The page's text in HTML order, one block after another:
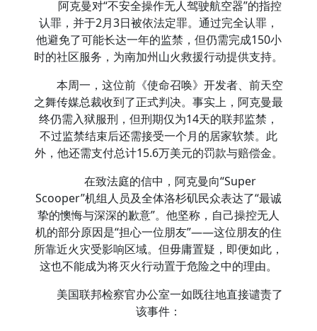
阿克曼对“不安全操作无人驾驶航空器”的指控
认罪，并于2月3日被依法定罪。通过完全认罪，
他避免了可能长达一年的监禁，但仍需完成150小
时的社区服务，为南加州山火救援行动提供支持。
本周一，这位前《使命召唤》开发者、前天空
之舞传媒总裁收到了正式判决。事实上，阿克曼最
终仍需入狱服刑，但刑期仅为14天的联邦监禁，
不过监禁结束后还需接受一个月的居家软禁。此
外，他还需支付总计15.6万美元的罚款与赔偿金。
在致法庭的信中，阿克曼向“Super
Scooper”机组人员及全体洛杉矶民众表达了“最诚
挚的懊悔与深深的歉意”。他坚称，自己操控无人
机的部分原因是“担心一位朋友”——这位朋友的住
所靠近火灾受影响区域。但毋庸置疑，即便如此，
这也不能成为将灭火行动置于危险之中的理由。
美国联邦检察官办公室一如既往地直接谴责了
该事件：